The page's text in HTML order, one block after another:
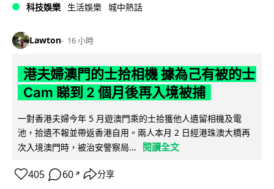
科技娛樂 生活娛樂 城中熱話
Lawton 16 小時
港夫婦澳門的士拾相機 據為己有被的士
Cam 睇到 2 個月後再入境被捕
一對香港夫婦今年 5 月遊澳門乘的士拾獲他人遺留相機及電
池，拾遺不報並帶返香港自用。兩人本月 2 日經港珠澳大橋再
次入境澳門時，被治安警察局...
閱讀全文
405 60 ↗ 分享